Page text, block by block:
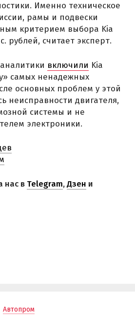
Именно техническое
рамы и подвески
критерием выбора Kia
рублей, считает эксперт.
включили Kia
самых ненадежных
основных проблем у этой
неисправности двигателя,
системы и не
электроники.
нас в Telegram,Дзен и
Автопром